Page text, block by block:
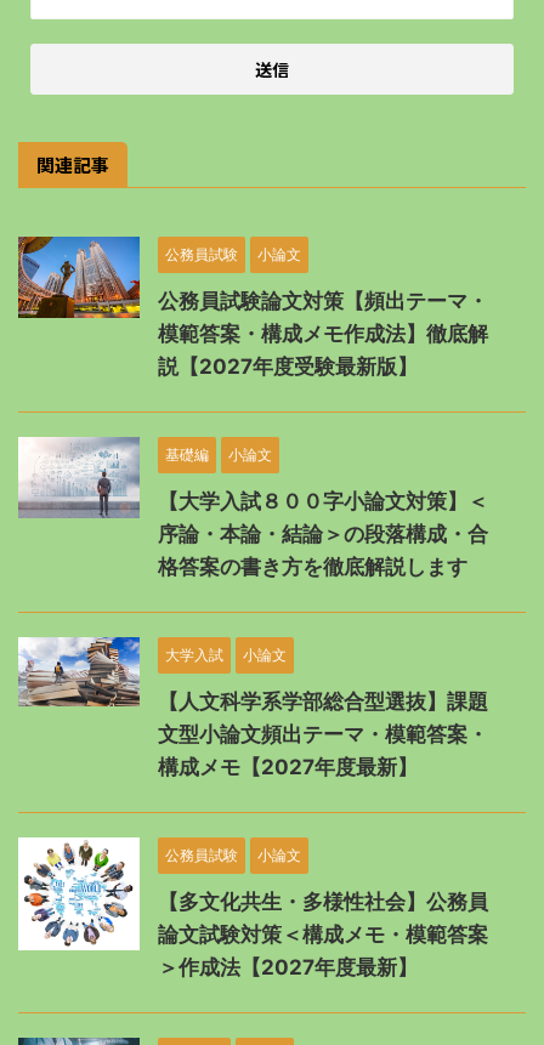
関連記事
公務員試験 小論文
公務員試験論文対策【頻出テーマ・
模範答案・構成メモ作成法】徹底解
説【2027年度受験最新版】
基礎編 小論文
【大学入試８００字小論文対策】＜
序論・本論・結論＞の段落構成・合
格答案の書き方を徹底解説します
大学入試 小論文
【人文科学系学部総合型選抜】課題
文型小論文頻出テーマ・模範答案・
構成メモ【2027年度最新】
公務員試験 小論文
【多文化共生・多様性社会】公務員
論文試験対策＜構成メモ・模範答案
＞作成法【2027年度最新】